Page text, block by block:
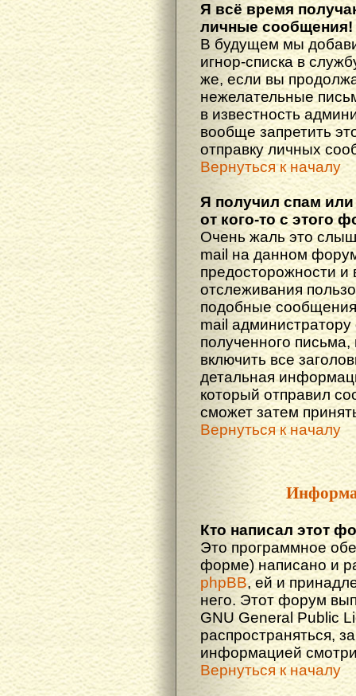
Я всё время
личные сообщения!
В будущем мы
игнор-списка в
же, если вы
нежелательные
в известность
вообще запретить
отправку личных
Вернуться к началу
Я получил спам
от кого-то с этого
Очень жаль это
mail на данном
предосторожности и
отслеживания
подобные
mail
полученного
включить все
детальная
который отправил
сможет затем
Вернуться к началу
Кто написал этот
Это программное
форме) написано и
phpBB, ей и
него. Этот форум
GNU General Public
распространяться,
информацией
Вернуться к началу